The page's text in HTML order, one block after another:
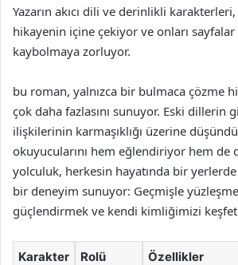
Yazarın akıcı dili ve derinlikli
hikayenin içine çekiyor ve onları sayfalar
kaybolmaya zorluyor.
bu roman, yalnızca bir bulmaca çözme
çok daha fazlasını sunuyor. Eski dillerin
ilişkilerinin karmaşıklığı üzerine
okuyucularını hem eğlendiriyor hem de
yolculuk, herkesin hayatında bir yerlerde
bir deneyim sunuyor: Geçmişle
güçlendirmek ve kendi kimliğimizi
Karakter Rolü Özellikler